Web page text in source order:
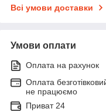
Всі умови доставки
Умови оплати
Оплата на рахунок
Оплата
не працюємо
Приват 24